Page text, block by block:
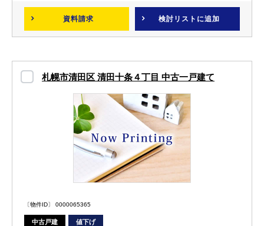
資料請求 検討リスト に追加
札幌市清田区 清田十条４丁目 中古一戸建て
〔物件ID〕 0000065365
中古戸建 値下げ